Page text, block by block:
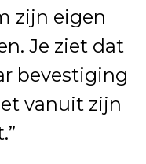
zijn eigen
Je ziet dat
bevestiging
vanuit zijn